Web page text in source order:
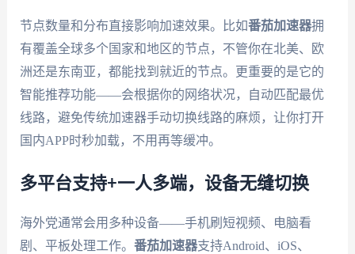
节点数量和分布直接影响加速效果。比如番茄加速器拥
有覆盖全球多个国家和地区的节点，不管你在北美、欧
洲还是东南亚，都能找到就近的节点。更重要的是它的
智能推荐功能——会根据你的网络状况，自动匹配最优
线路，避免传统加速器手动切换线路的麻烦，让你打开
国内APP时秒加载，不用再等缓冲。
多平台支持+一人多端，设备无缝切换
海外党通常会用多种设备——手机刷短视频、电脑看
剧、平板处理工作。 番茄加速器支持Android、iOS、